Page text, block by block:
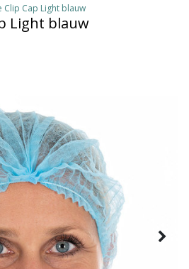
Clip Cap Light blauw
Light blauw